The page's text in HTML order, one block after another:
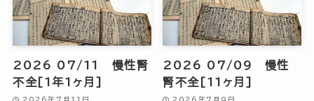
2026 07/11 慢性腎
不全[1年1ヶ月]
2026年7月11日
2026 07/09 慢性
腎不全[11ヶ月]
2026年7月9日